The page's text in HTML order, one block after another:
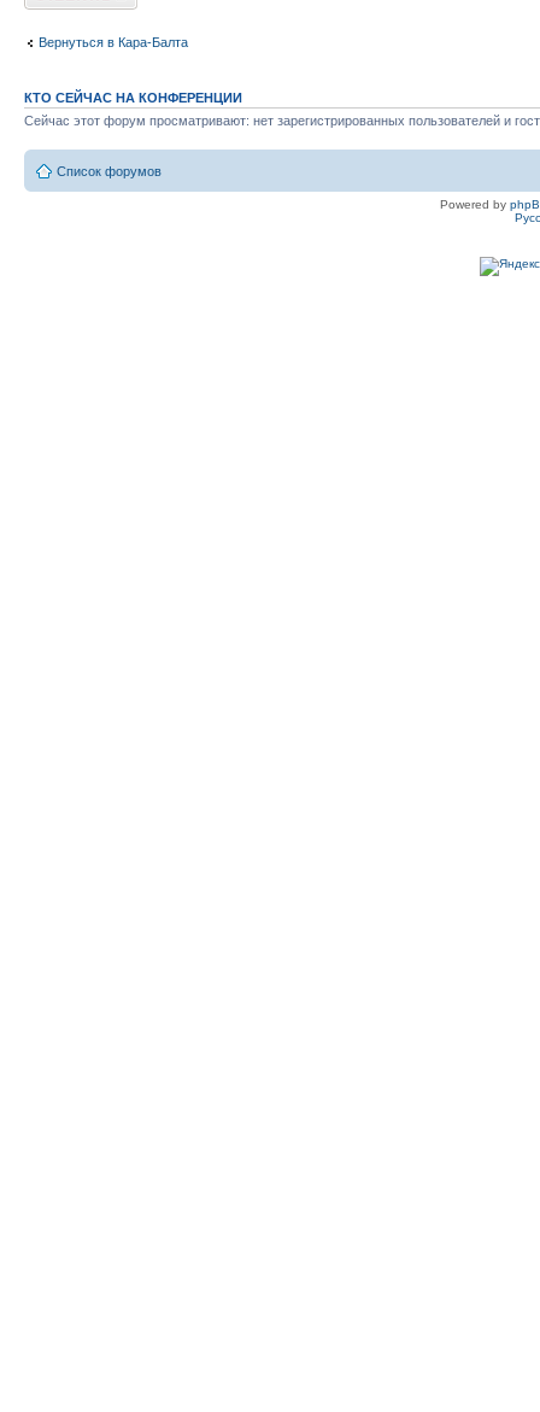
Вернуться в Кара-Балта
КТО СЕЙЧАС НА КОНФЕРЕНЦИИ
Сейчас этот форум просматривают: нет зарегистрированных пользователей и
Список форумов
Powered by